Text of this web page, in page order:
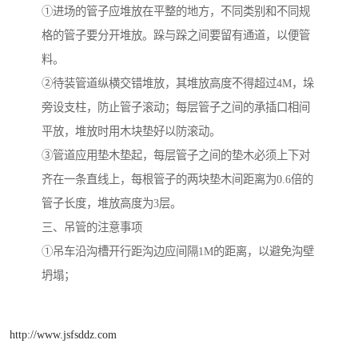
①进场的管子应堆放在平整的地方，不同类别和不同规
格的管子要分开堆放。跺与跺之间要留有通道，以便管
料。
②待装管道纵横交错堆放，其堆放高度不得超过4M，垛
旁设支柱，防止管子滚动；每层管子之间的承插口相间
平放，堆放时用木块垫好以防滚动。
③管道应用垫木垫起，每层管子之间的垫木必须上下对
齐在一条直线上，每根管子的两块垫木间距离为0.6倍的
管子长度，堆放高度为3层。
三、吊管的注意事项
①吊车沿沟槽开行距沟边应间隔1M的距离，以避免沟壁
坍塌；
http://www.jsfsddz.com